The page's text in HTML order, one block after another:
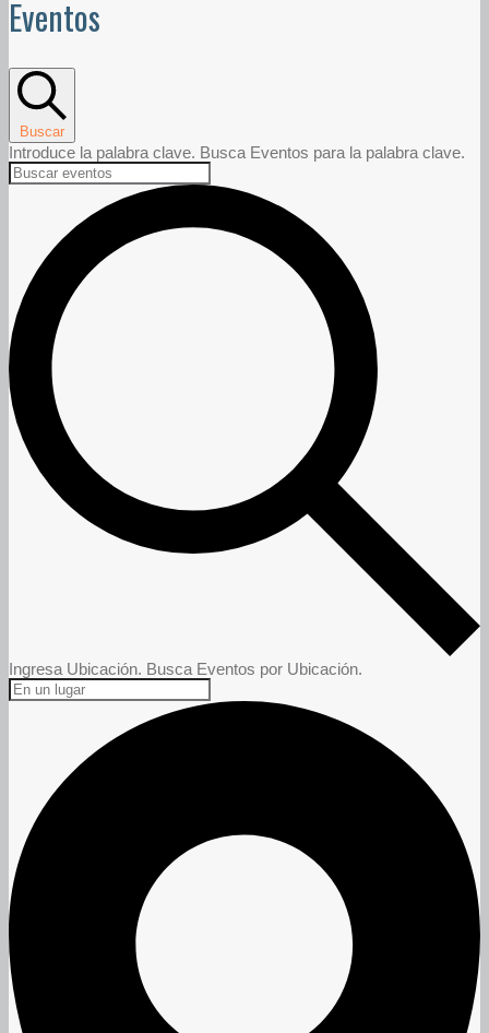
Eventos
Buscar
Introduce la palabra clave. Busca Eventos para la palabra clave.
Ingresa Ubicación. Busca Eventos por Ubicación.